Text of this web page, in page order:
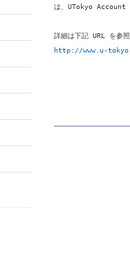
は、UTokyo Account
http://www.u-